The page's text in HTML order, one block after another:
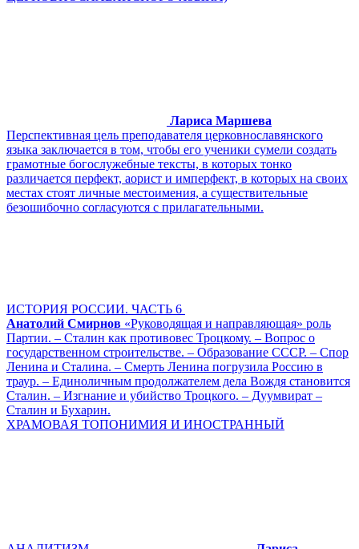
Лариса Маршева
Перспективная цель преподавателя церковнославянского
языка заключается в том, чтобы его ученики сумели создать
грамотные богослужебные тексты, в которых тонко
различается перфект, аорист и имперфект, в которых на своих
местах стоят личные местоимения, а существительные
безошибочно согласуются с прилагательными.
ИСТОРИЯ РОССИИ. ЧАСТЬ 6
Анатолий Смирнов «Руководящая и направляющая» роль
Партии. – Сталин как противовес Троцкому. – Вопрос о
государственном строительстве. – Образование СССР. – Спор
Ленина и Сталина. – Смерть Ленина погрузила Россию в
траур. – Единоличным продолжателем дела Вождя становится
Сталин. – Изгнание и убийство Троцкого. – Дуумвират –
Сталин и Бухарин.
ХРАМОВАЯ ТОПОНИМИЯ И ИНОСТРАННЫЙ